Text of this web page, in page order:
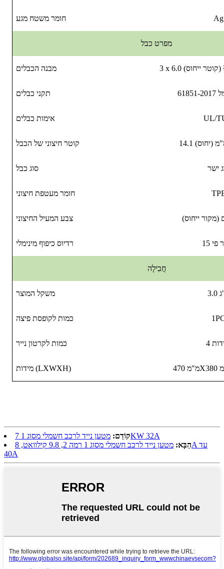
חומר משטח מגע Ag
מפרט כבל
מבנה הכבלים
תקני כבלים
אימות כבלים UL/
קוטר חיצוני של הכבל
סוג כבל ישר
חומר מעטפת חיצוני
צבע המעיל החיצוני (מקור ייחוס)
רדיוס כיפוף מינימלי 15
חֲבִילָה
משקל המוצר
כמות לקופסת פיצה
כמות לקרטון נייר
מידות (LXWXH)
קוֹדֵם:מטען נייד לרכב חשמלי מסוג 1 7KW 32A
הַבָּא:
מטען נייד לרכב חשמלי מסוג 1 רמה 2, 9.8 קילוואט, 8A עד
40A